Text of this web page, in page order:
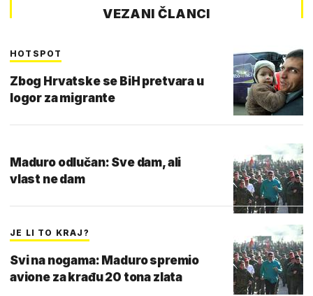
VEZANI ČLANCI
HOTSPOT
Zbog Hrvatske se BiH pretvara u
logor za migrante
Maduro odlučan: Sve dam, ali
vlast ne dam
JE LI TO KRAJ?
Svi na nogama: Maduro spremio
avione za krađu 20 tona zlata